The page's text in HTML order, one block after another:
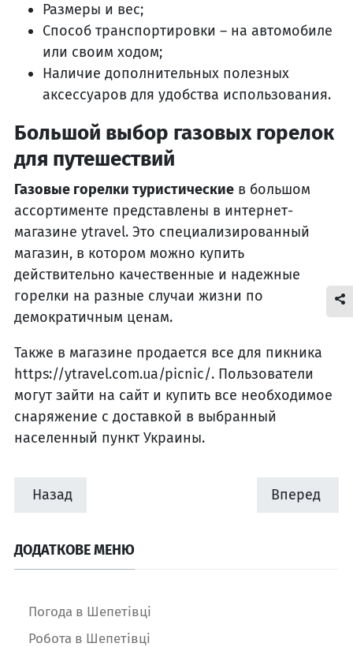
Размеры и вес;
Способ транспортировки – на автомобиле
или своим ходом;
Наличие дополнительных полезных
аксессуаров для удобства использования.
Большой выбор газовых горелок
для путешествий
Газовые горелки туристические в большом
ассортименте представлены в интернет-
магазине ytravel. Это специализированный
магазин, в котором можно купить
действительно качественные и надежные
горелки на разные случаи жизни по
демократичным ценам.
Также в магазине продается все для пикника
https://ytravel.com.ua/picnic/. Пользователи
могут зайти на сайт и купить все необходимое
снаряжение с доставкой в выбранный
населенный пункт Украины.
Назад Вперед
ДОДАТКОВЕ МЕНЮ
Погода в Шепетівці
Робота в Шепетівці